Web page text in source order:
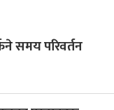
समय परिवर्तन